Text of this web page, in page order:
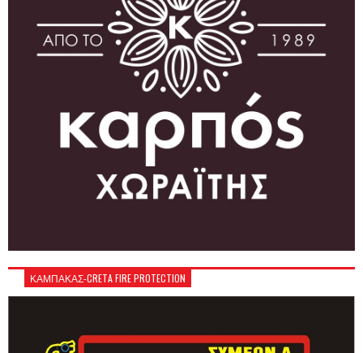
ΚΑΜΠΑΚΑΣ-CRETA FIRE PROTECTION